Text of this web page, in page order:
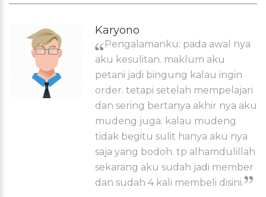
Karyono
Pengalamanku: pada awal nya
aku kesulitan. maklum aku
petani jadi bingung kalau ingin
order. tetapi setelah mempelajari
dan sering bertanya akhir nya aku
mudeng juga. kalau mudeng
tidak begitu sulit hanya aku nya
saja yang bodoh. tp alhamdulillah
sekarang aku sudah jadi member
dan sudah 4 kali membeli disini.